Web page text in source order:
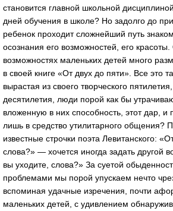
становится главной школьной
дней обучения в школе? Но задолго до
ребенок проходит сложнейший путь
осознания его возможностей, его
возможностях маленьких детей много
в своей книге «От двух до пяти». Все это
вырастая из своего творческого
десятилетия, люди порой как бы
вложенную в них способность, этот дар,
лишь в средство утилитарного общения?
известные строчки поэта Левитанского:
слова?» — хочется иногда задать другой
вы уходите, слова?» За суетой
проблемами мы порой упускаем нечто
вспоминая удачные изречения, почти
маленьких детей, с удивлением